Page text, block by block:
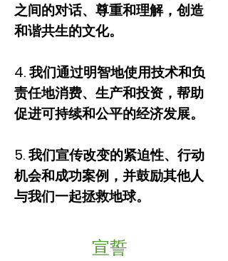
之间的对话、尊重和理解，创造
和谐共生的文化。
4. 我们通过明智地使用技术和负
责任地消费、生产和投资，帮助
促进可持续和公平的经济发展。
5. 我们宣传改变的紧迫性、行动
机会和成功案例，并鼓励其他人
与我们一起拯救地球。
宣誓